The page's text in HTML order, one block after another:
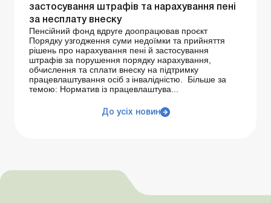
застосування штрафів та нарахування пені
за несплату внеску
Пенсійний фонд вдруге доопрацював проєкт
Порядку узгодження суми недоїмки та прийняття
рішень про нарахування пені й застосування
штрафів за порушення порядку нарахування,
обчислення та сплати внеску на підтримку
працевлаштування осіб з інвалідністю. Більше за
темою: Норматив із працевлаштува...
До усіх новин